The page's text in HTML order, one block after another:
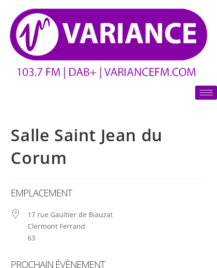
Salle Saint Jean du
Corum
EMPLACEMENT
17 rue Gaultier de Biauzat
Clermont Ferrand
63
PROCHAIN ÉVÈNEMENT